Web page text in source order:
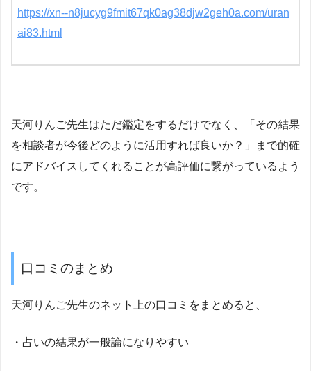
https://xn--n8jucyg9fmit67qk0ag38djw2geh0a.com/uran
ai83.html
天河りんご先生はただ鑑定をするだけでなく、「その結果
を相談者が今後どのように活用すれば良いか？」まで的確
にアドバイスしてくれることが高評価に繋がっているよう
です。
口コミのまとめ
天河りんご先生のネット上の口コミをまとめると、
・占いの結果が一般論になりやすい